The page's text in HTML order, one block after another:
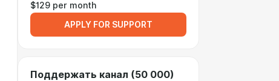
$129 per month
APPLY FOR SUPPORT
Поддержать канал (50 000)